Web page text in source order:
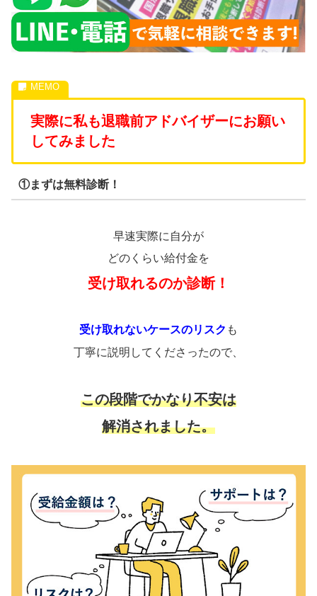
実際に私も退職前アドバイザーにお願い
してみました
①まずは無料診断！
早速実際に自分が
どのくらい給付金を
受け取れるのか診断！
受け取れないケースのリスク も
丁寧に説明してくださったので、
この段階でかなり不安は
解消されました。